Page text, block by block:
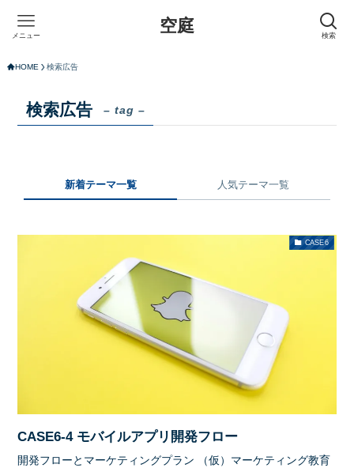
空庭 検索
メニュー
HOME 検索広告
検索広告 – tag –
新着テーマ一覧 人気テーマ一覧
CASE6
CASE6-4 モバイルアプリ開発フロー
開発フローとマーケティングプラン （仮）マーケティング教育